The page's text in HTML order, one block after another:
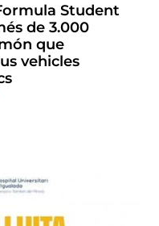
Student
de 3.000
que
vehicles